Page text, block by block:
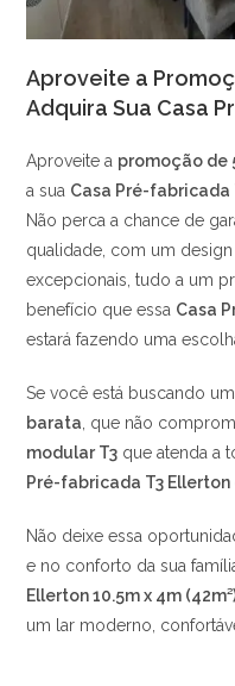
Aproveite a
Adquira Sua Casa
Aproveite a promoção de
a sua Casa Pré-fabricada
Não perca a chance de
qualidade, com um
excepcionais, tudo a um
benefício que essa Casa
estará fazendo uma
Se você está buscando
barata, que não
modular T3 que atenda a
Pré-fabricada T3 Ellerton
Não deixe essa
e no conforto da sua
Ellerton 10.5m x 4m
um lar moderno,